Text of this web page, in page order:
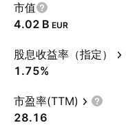
市值
‪4.02 B‬ EUR
股息收益率（指定）
1.75%
市盈率(TTM)
28.16